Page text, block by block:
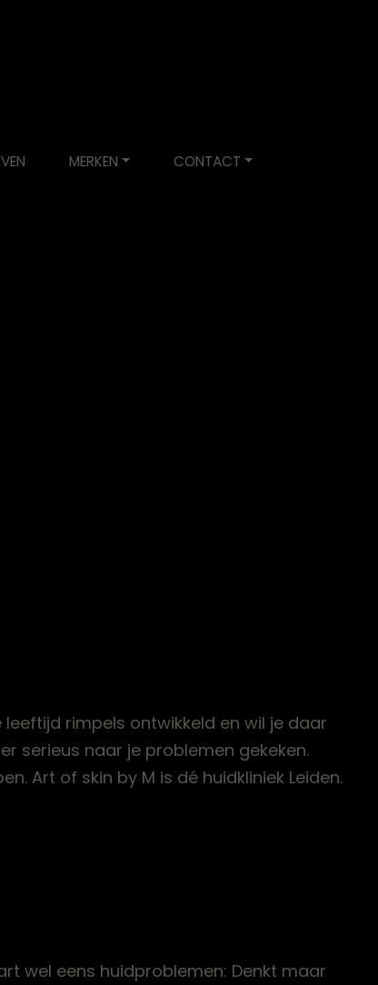
MERKEN CONTACT
rimpels ontwikkeld en wil je daar
serieus naar je problemen gekeken.
Art of skin by M is dé huidkliniek Leiden.
wel eens huidproblemen: Denkt maar